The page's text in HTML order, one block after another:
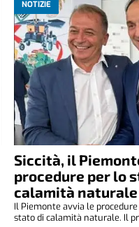
NOTIZIE
Siccità, il
procedure per lo
calamità naturale
Il Piemonte avvia le
stato di calamità naturale. Il